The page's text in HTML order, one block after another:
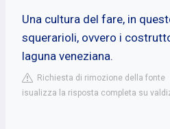
Una cultura del fare, in
squerarioli, ovvero i
laguna veneziana.
Richiesta di rimozione della fonte
isualizza la risposta completa su